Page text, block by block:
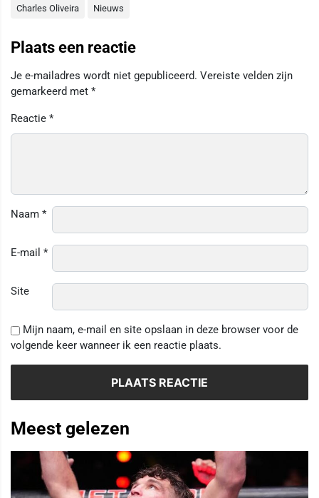
Charles Oliveira Nieuws
Plaats een reactie
Je e-mailadres wordt niet gepubliceerd. Vereiste velden zijn
gemarkeerd met *
Reactie *
Naam *
E-mail *
Site
Mijn naam, e-mail en site opslaan in deze browser voor de
volgende keer wanneer ik een reactie plaats.
Meest gelezen